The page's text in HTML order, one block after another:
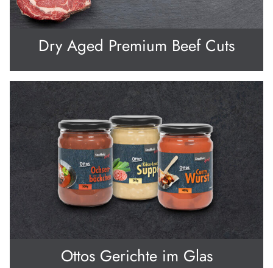
Dry Aged Premium Beef Cuts
Ottos Gerichte im Glas